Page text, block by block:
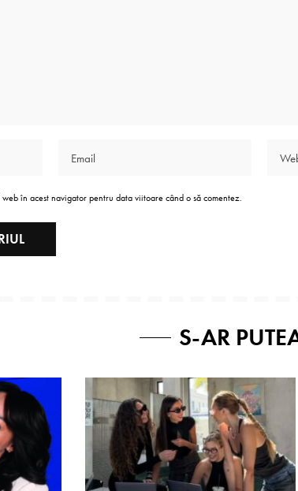
în acest navigator pentru data viitoare când o să comentez.
S-AR